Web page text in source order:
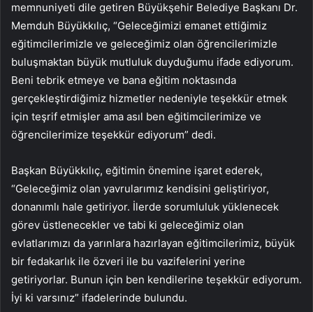
memnuniyeti dile getiren Büyükşehir Belediye Başkanı Dr.
Memduh Büyükkılıç, “Geleceğimizi emanet ettiğimiz
eğitimcilerimizle ve geleceğimiz olan öğrencilerimizle
buluşmaktan büyük mutluluk duyduğumu ifade ediyorum.
Beni tebrik etmeye ve bana eğitim noktasında
gerçekleştirdiğimiz hizmetler nedeniyle teşekkür etmek
için teşrif etmişler ama asıl ben eğitimcilerimize ve
öğrencilerimize teşekkür ediyorum” dedi.
Başkan Büyükkılıç, eğitimin önemine işaret ederek,
“Geleceğimiz olan yavrularımız kendisini geliştiriyor,
donanımlı hale getiriyor. İlerde sorumluluk yüklenecek
görev üstlenecekler ve tabi ki geleceğimiz olan
evlatlarımızı da yarınlara hazırlayan eğitimcilerimiz, büyük
bir fedakarlık ile özveri ile bu vazifelerini yerine
getiriyorlar. Bunun için ben kendilerine teşekkür ediyorum.
İyi ki varsınız” ifadelerinde bulundu.